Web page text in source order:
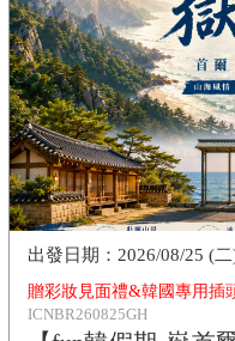
贈彩妝見面禮&韓國專用插
ICNBR260825GH
2026/08/25 (